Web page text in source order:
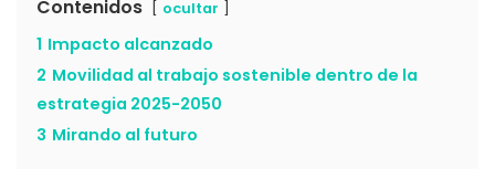
Contenidos ocultar
1 Impacto alcanzado
2 Movilidad al trabajo sostenible dentro de la
estrategia 2025-2050
3 Mirando al futuro